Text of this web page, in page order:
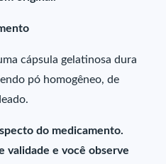
cápsula gelatinosa dura
pó homogêneo, de
do medicamento.
validade e você observe